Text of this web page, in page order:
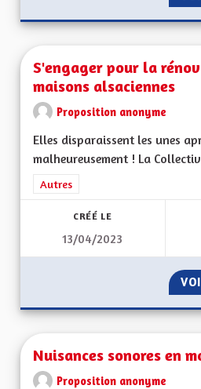
S'engager pour la
maisons alsaciennes
Proposition anonyme
Elles disparaissent les unes
malheureusement ! La
Filtrer les résultats de la
Autres
CRÉÉ LE
13/04/2023
Nuisances sonores en
Proposition anonyme